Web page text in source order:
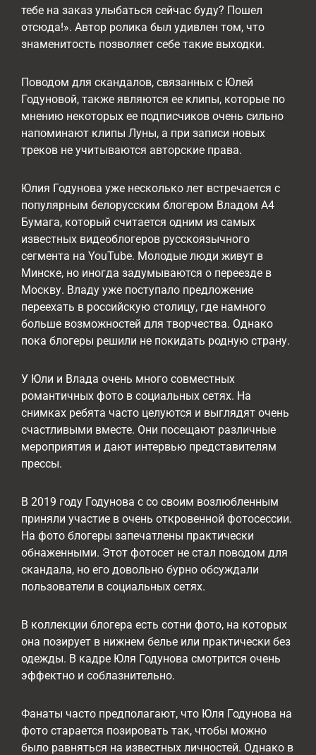
тебе на заказ улыбаться сейчас буду? Пошел
отсюда!». Автор ролика был удивлен том, что
знаменитость позволяет себе такие выходки.
Поводом для скандалов, связанных с Юлей
Годуновой, также являются ее клипы, которые по
мнению некоторых ее подписчиков очень сильно
напоминают клипы Луны, а при записи новых
треков не учитываются авторские права.
Юлия Годунова уже несколько лет встречается с
популярным белорусским блогером Владом А4
Бумага, который считается одним из самых
известных видеоблогеров русскоязычного
сегмента на YouTube. Молодые люди живут в
Минске, но иногда задумываются о переезде в
Москву. Владу уже поступало предложение
переехать в российскую столицу, где намного
больше возможностей для творчества. Однако
пока блогеры решили не покидать родную страну.
У Юли и Влада очень много совместных
романтичных фото в социальных сетях. На
снимках ребята часто целуются и выглядят очень
счастливыми вместе. Они посещают различные
мероприятия и дают интервью представителям
прессы.
В 2019 году Годунова с со своим возлюбленным
приняли участие в очень откровенной фотосессии.
На фото блогеры запечатлены практически
обнаженными. Этот фотосет не стал поводом для
скандала, но его довольно бурно обсуждали
пользователи в социальных сетях.
В коллекции блогера есть сотни фото, на которых
она позирует в нижнем белье или практически без
одежды. В кадре Юля Годунова смотрится очень
эффектно и соблазнительно.
Фанаты часто предполагают, что Юля Годунова на
фото старается позировать так, чтобы можно
было равняться на известных личностей. Однако в